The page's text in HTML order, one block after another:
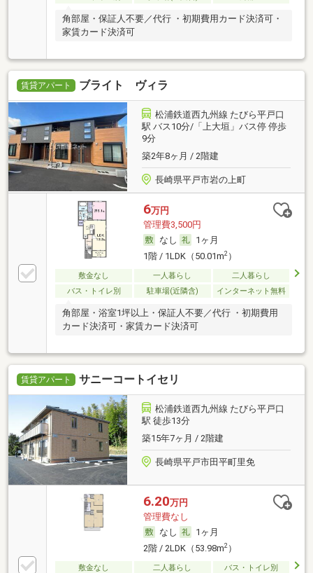
角部屋・保証人不要／代行 ・初期費用カード決済可・
家賃カード決済可
賃貸アパート ブライト ヴィラ
松浦鉄道西九州線 たびら平戸口
駅 バス10分/「上大垣」バス停 停歩
9分
築2年8ヶ月 / 2階建
長崎県平戸市岩の上町
6万円
管理費3,500円
なし
1ヶ月
1階 / 1LDK（50.01m2）
敷金なし 一人暮らし
二人暮らし
バス・トイレ別
駐車場(近隣含) インターネット無料
角部屋・浴室1坪以上・保証人不要／代行 ・初期費用
カード決済可・家賃カード決済可
賃貸アパート サニーコートイセリ
松浦鉄道西九州線 たびら平戸口
駅 徒歩13分
築15年7ヶ月 / 2階建
長崎県平戸市田平町里免
6.20万円
管理費なし
なし
1ヶ月
2階 / 2LDK（53.98m2）
敷金なし 二人暮らし
バス・トイレ別